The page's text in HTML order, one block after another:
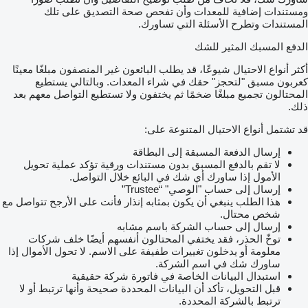
ومستندات إضافية للمعدات وأن تفحص صحة التصديق على تلك
المستندات وتطرح الأسئلة التي تساورك.
الدفع المسبك المثير للشك
أكثر أنواع الاحتيال شيوعًا، قد يطلب البائعون غير المنصفون مبلغًا معينًا
كعربون مسبق "لتحجز" حقك في شراء المعدات. وبالتالي يستطيع
المحتالون تجميع مبلغًا ضخمًا ثم يختفون ولا تستطيع التواصل معهم بعد
ذلك.
قد تشتمل أنواع الاحتيال المتنوعة على:
إرسال الدفعة المسبقة إلى البطاقة
لا تقم بالدفع المسبق بدون مستندات ورقية تؤكد عملية تحويل
الأمول إذا ساورك أي شك في البائع خلال التواصل.
إرسال إلى حساب "الوصي" “Trustee”
هذا الطلب ينبغي أن يكون بمثابه إنذار فأنت على الأرجح تتواصل مع
شخص محتال.
إرسال إلى حساب الشركة باسم مشابه
توخّ الحذر، فقد يختفي المحتالون أنفسهم أيضًا خلف شركات
معلومة أو يدخلون تغييرات طفيفة على الاسم. لا تحول الأموال إذا
ساورك شك في اسم الشركة.
استبدال البيانات الخاصة في فاتورة شركة حقيقية
قبل التحويل، تأكد أن البيانات المحددة صحيحة وأنها ترتبط أو لا
ترتبط بالشركة المحددة.